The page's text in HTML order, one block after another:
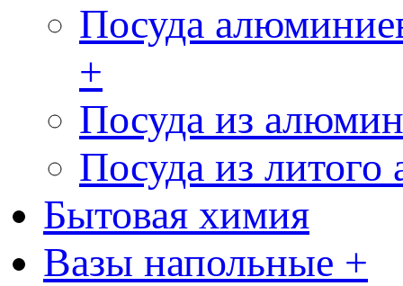
Посуда
+
Посуда из
Посуда из
Бытовая химия
Вазы напольные +